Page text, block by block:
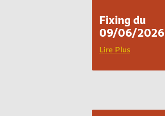
Fixing du
09/06/2026
Lire Plus